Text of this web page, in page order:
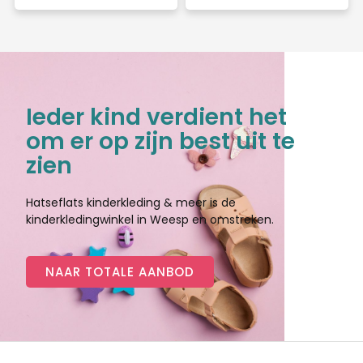
Ieder kind verdient het
om er op zijn best uit te
zien
Hatseflats kinderkleding & meer is de
kinderkledingwinkel in Weesp en omstreken.
NAAR TOTALE AANBOD